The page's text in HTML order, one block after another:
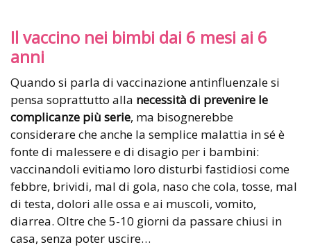
Il vaccino nei bimbi dai 6 mesi ai 6
anni
Quando si parla di vaccinazione antinfluenzale si
pensa soprattutto alla necessità di prevenire le
complicanze più serie, ma bisognerebbe
considerare che anche la semplice malattia in sé è
fonte di malessere e di disagio per i bambini:
vaccinandoli evitiamo loro disturbi fastidiosi come
febbre, brividi, mal di gola, naso che cola, tosse, mal
di testa, dolori alle ossa e ai muscoli, vomito,
diarrea. Oltre che 5-10 giorni da passare chiusi in
casa, senza poter uscire…